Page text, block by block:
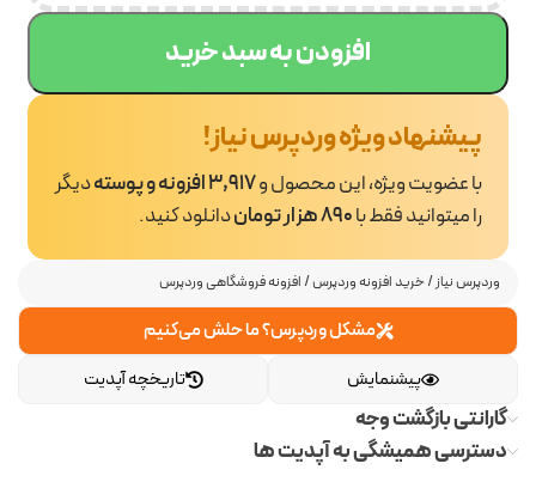
وردپرس نیاز/خرید افزونه وردپرس/ افزونه فروشگاهی وردپرس
مشکل وردپرس؟ ما حلش می‌کنیم
تاریخچه آپدیت
پیشنمایش
گارانتی بازگشت وجه
دسترسی همیشگی به آپدیت ها
افزودن به سبد خرید
پیشنهاد ویژه وردپرس نیاز!
با عضویت ویژه، این محصول و3,917 افزونه و پوسته
دیگر
را میتوانید فقط با890 هزار تومان دانلود کنید.